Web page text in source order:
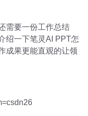
需要一份工作总结
绍一下笔灵AI PPT怎
成果更能直观的让领